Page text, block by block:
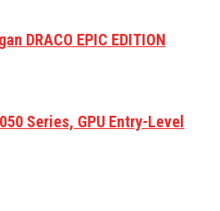
DRACO EPIC EDITION
Series, GPU Entry-Level